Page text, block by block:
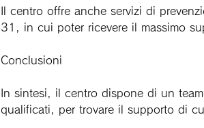
Il centro offre anche servizi di
31, in cui poter ricevere il massimo
Conclusioni
In sintesi, il centro dispone di un
qualificati, per trovare il supporto di